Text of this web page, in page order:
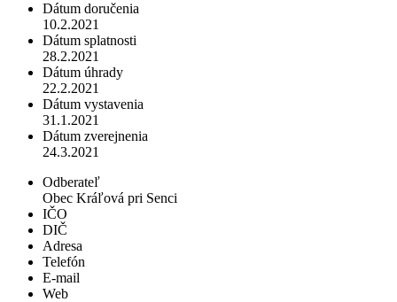
Dátum doručenia
10.2.2021
Dátum splatnosti
28.2.2021
Dátum úhrady
22.2.2021
Dátum vystavenia
31.1.2021
Dátum zverejnenia
24.3.2021
Odberateľ
Obec Kráľová pri Senci
IČO
DIČ
Adresa
Telefón
E-mail
Web